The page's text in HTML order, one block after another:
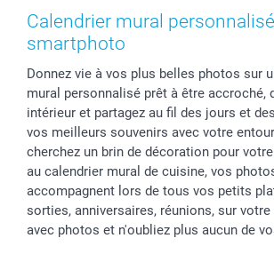
Coques smartphone
Stickers & Etiquettes
Dénicheur d'idées cadeau
Fête des Mères
Fête des Pères
Baptême
Toussaint
Rentrée des classes
Saint-Valentin
Vacances
Droit de rétraction
Plaintes
Gestion des cookies
Tarifs
Partenariats & Influence
Investisseurs
Aide
smartbonus
Livraison
Modes de paiement
Grandes quantités
Statut de ma commande
Calendrier mural
smartphoto
Donnez vie à vos plus belles photos sur
mural personnalisé prêt à être accroché,
intérieur et partagez au fil des jours et
vos meilleurs souvenirs avec votre
cherchez un brin de décoration pour
au calendrier mural de cuisine, vos
accompagnent lors de tous vos petits
sorties, anniversaires, réunions, sur votre
avec photos et n'oubliez plus aucun de